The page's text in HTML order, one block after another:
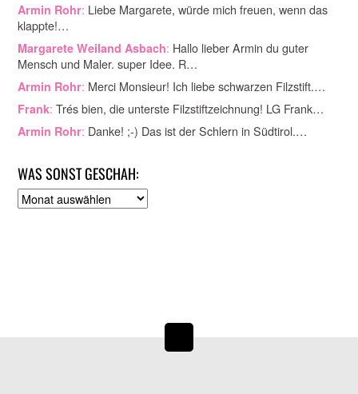
Armin Rohr: Liebe Margarete, würde mich freuen, wenn das
klappte!…
Margarete Weiland Asbach: Hallo lieber Armin du guter
Mensch und Maler. super Idee. R…
Armin Rohr: Merci Monsieur! Ich liebe schwarzen Filzstift.…
Frank: Trés bien, die unterste Filzstiftzeichnung! LG Frank…
Armin Rohr: Danke! ;-) Das ist der Schlern in Südtirol.…
WAS SONST GESCHAH:
A